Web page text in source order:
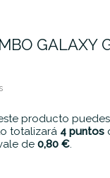
GALAXY
producto
totalizará 4 puntos
de 0,80 €.